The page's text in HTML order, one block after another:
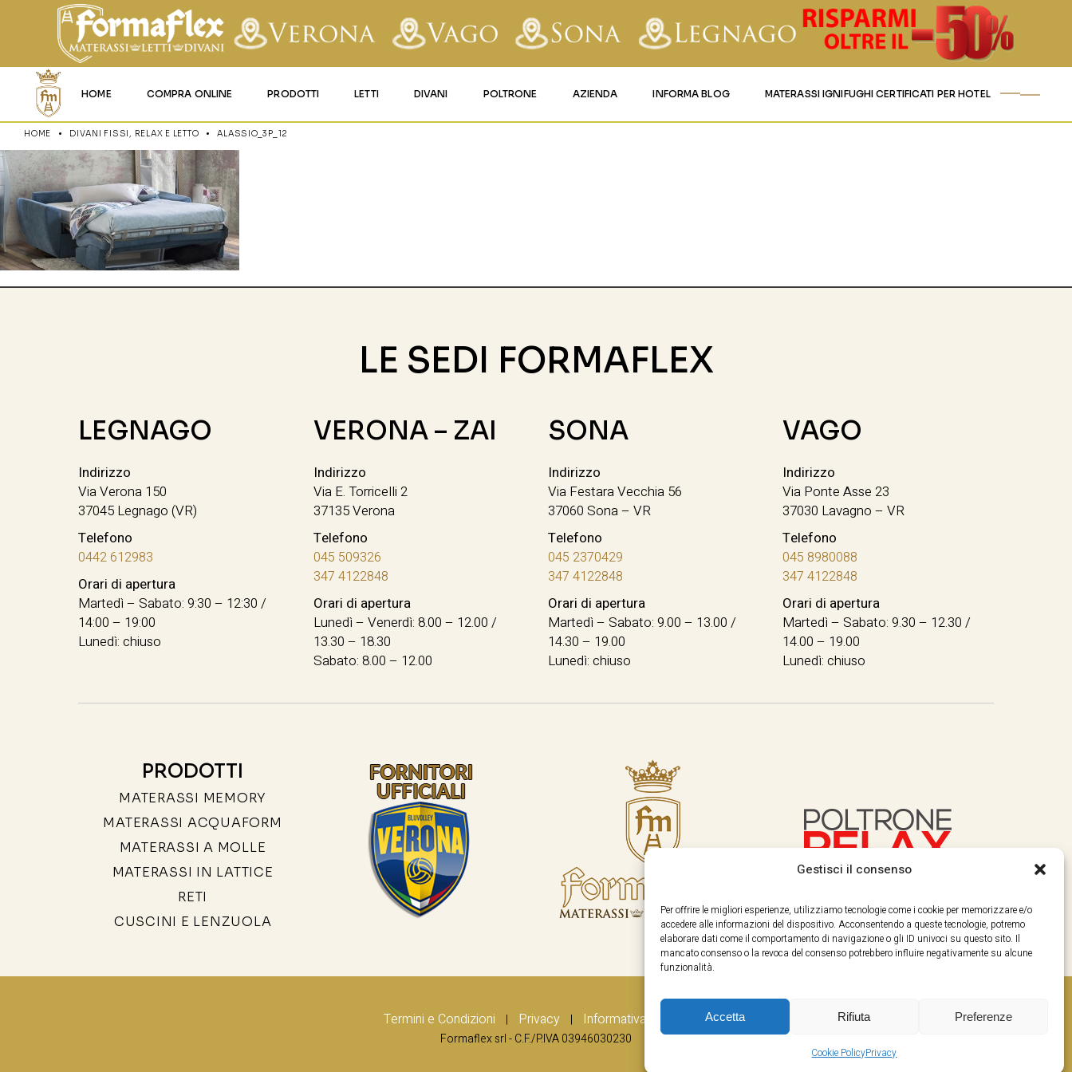
Gestisci il consenso
Per offrire le migliori esperienze, utilizziamo tecnologie come i cookie per memorizzare e/o
accedere alle informazioni del dispositivo. Acconsentendo a queste tecnologie, potremo
elaborare dati come il comportamento di navigazione o gli ID univoci su questo sito. Il
mancato consenso o la revoca del consenso potrebbero influire negativamente su alcune
funzionalità.
Accetta Rifiuta Preferenze
Cookie PolicyPrivacy
HOME COMPRA ONLINE PRODOTTI LETTI DIVANI POLTRONE AZIENDA INFORMA BLOG MATERASSI IGNIFUGHI CERTIFICATI PER HOTEL
HOME DIVANI FISSI, RELAX E LETTO ALASSIO_3P_12
LE SEDI FORMAFLEX
LEGNAGO
Indirizzo
Via Verona 150
37045 Legnago (VR)
Telefono
0442 612983
Orari di apertura
Martedì – Sabato: 9:30 – 12:30 /
14:00 – 19:00
Lunedì: chiuso
VERONA – ZAI
Indirizzo
Via E. Torricelli 2
37135 Verona
Telefono
045 509326
347 4122848
Orari di apertura
Lunedì – Venerdì: 8.00 – 12.00 /
13.30 – 18.30
Sabato: 8.00 – 12.00
SONA
Indirizzo
Via Festara Vecchia 56
37060 Sona – VR
Telefono
045 2370429
347 4122848
Orari di apertura
Martedì – Sabato: 9.00 – 13.00 /
14.30 – 19.00
Lunedì: chiuso
VAGO
Indirizzo
Via Ponte Asse 23
37030 Lavagno – VR
Telefono
045 8980088
347 4122848
Orari di apertura
Martedì – Sabato: 9.30 – 12.30 /
14.00 – 19.00
Lunedì: chiuso
PRODOTTI
MATERASSI MEMORY
MATERASSI ACQUAFORM
MATERASSI A MOLLE
MATERASSI IN LATTICE
RETI
CUSCINI E LENZUOLA
Termini e Condizioni | Privacy | Informativa Cookie
Formaflex srl - C.F./P.IVA 03946030230